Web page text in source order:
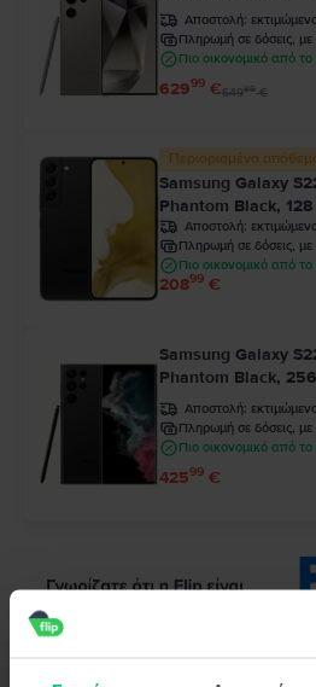
Αποστολή:
Πληρωμή σε δόσεις, με
Πιο οικονομικό από
62999 €64999€
Περιορισμένο
Samsung Galaxy
Phantom Black,
Αποστολή:
Πληρωμή σε δόσεις, με
Πιο οικονομικό από
20899 €
Samsung Galaxy
Phantom Black, 256
Αποστολή:
Πληρωμή σε δόσεις, με
Πιο οικονομικό από
42599 €